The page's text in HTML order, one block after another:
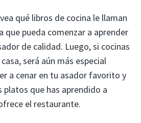
qué libros de cocina le llaman
que pueda comenzar a aprender
de calidad. Luego, si cocinas
será aún más especial
a cenar en tu asador favorito y
platos que has aprendido a
el restaurante.